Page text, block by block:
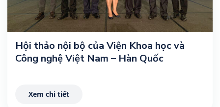
Hội thảo nội bộ của Viện Khoa học và
Công nghệ Việt Nam – Hàn Quốc
Xem chi tiết